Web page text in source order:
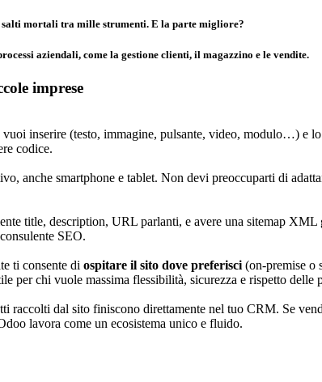
salti mortali tra mille strumenti. E la parte migliore?
aziendali, come la gestione clienti, il magazzino e le vendite.
imprese
inserire (testo, immagine, pulsante, video, modulo…) e
codice.
anche smartphone e tablet. Non devi preoccuparti di
title, description, URL parlanti, e avere una sitemap
SEO.
ti consente di ospitare il sito dove preferisci (on-premise o
per chi vuole massima flessibilità, sicurezza e rispetto
raccolti dal sito finiscono direttamente nel tuo CRM. Se
lavora come un ecosistema unico e fluido.